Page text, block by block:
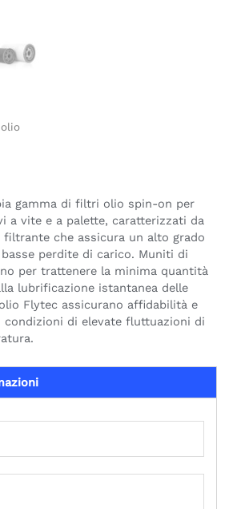
gamma di filtri olio spin-on per
a vite e a palette, caratterizzati da
che assicura un alto grado
perdite di carico. Muniti di
per trattenere la minima quantità
lubrificazione istantanea delle
Flytec assicurano affidabilità e
condizioni di elevate fluttuazioni di